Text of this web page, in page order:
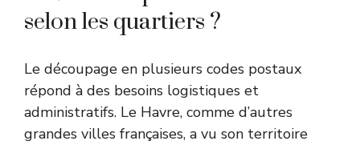
selon les quartiers ?
Le découpage en plusieurs codes postaux
répond à des besoins logistiques et
administratifs. Le Havre, comme d’autres
grandes villes françaises, a vu son territoire